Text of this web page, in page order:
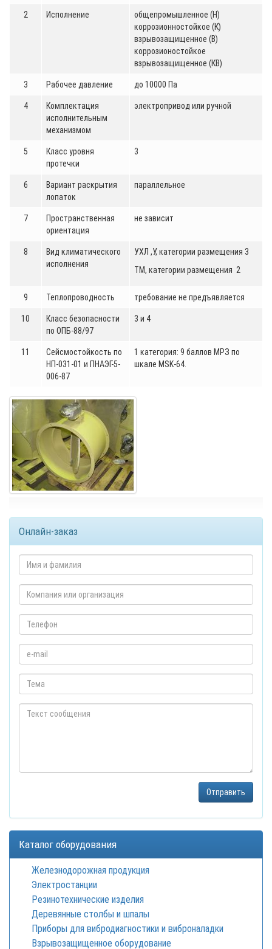
2 Исполнение
общепромышленное (Н)
коррозионностойкое (К)
взрывозащищенное (В)
коррозионостойкое
взрывозащищенное (КВ)
3 Рабочее давление до 10000 Па
4
Комплектация
исполнительным
механизмом
электропривод или ручной
5
Класс уровня
протечки
3
6
Вариант раскрытия
лопаток
параллельное
7
Пространственная
ориентация
не зависит
8
Вид климатического
исполнения
УХЛ ,У, категории размещения 3
ТМ, категории размещения 2
9 Теплопроводность требование не предъявляется
10
Класс безопасности
по ОПБ-88/97
3 и 4
11
Сейсмостойкость по
НП-031-01 и ПНАЭГ-5-
006-87
1 категория: 9 баллов МРЗ по
шкале MSK-64.
Онлайн-заказ
Каталог оборудования
Железнодорожная продукция
Электростанции
Резинотехнические изделия
Деревянные столбы и шпалы
Приборы для вибродиагностики и виброналадки
Взрывозащищенное оборудование